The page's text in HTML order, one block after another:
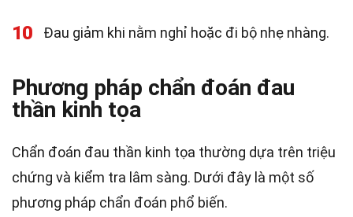
10 Đau giảm khi nằm nghỉ hoặc đi bộ nhẹ nhàng.
Phương pháp chẩn đoán đau
thần kinh tọa
Chẩn đoán đau thần kinh tọa thường dựa trên triệu
chứng và kiểm tra lâm sàng. Dưới đây là một số
phương pháp chẩn đoán phổ biến.